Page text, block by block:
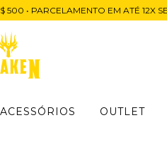
• PARCELAMENTO EM ATÉ 12X
ACESSÓRIOS OUTLET